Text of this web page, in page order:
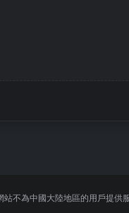
站不為中國大陸地區的用戶提供服